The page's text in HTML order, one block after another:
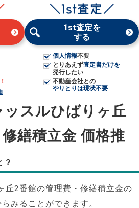
1st査定を
する
個人情報不要
とりあえず査定書だけを
発行したい
不動産会社との
やりとりは現状不要
ッスルひばりヶ丘
繕積立金 価格推
？
丘2番館の管理費・修繕積立金の
みることができます。